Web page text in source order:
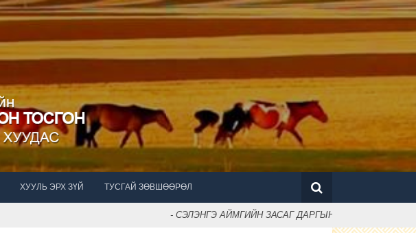
ХУУЛЬ ЭРХ ЗҮЙ ТУСГАЙ ЗӨВШӨӨРӨЛ
- СЭЛЭНГЭ АЙМГИЙН ЗАСАГ ДАРГЫН НЭРЭМЖИТ